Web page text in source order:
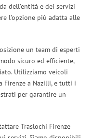
dell’entità e dei servizi
l’opzione più adatta alle
un team di esperti
sicuro ed efficiente,
Utilizziamo veicoli
Firenze a Nazilli, e tutti i
per garantire un
Traslochi Firenze